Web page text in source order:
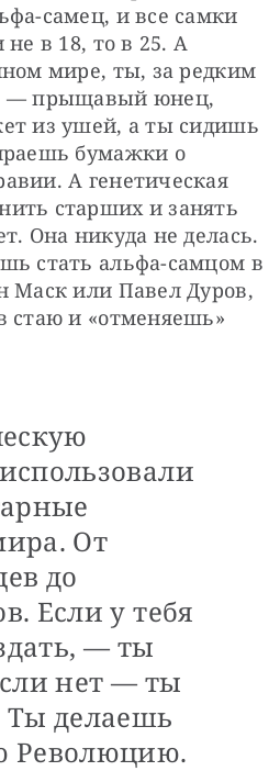
самец, и все самки
в 18, то в 25. А
мире, ты, за редким
— прыщавый юнец,
из ушей, а ты сидишь
бумажки о
А генетическая
старших и занять
Она никуда не делась.
стать альфа-самцом в
Маск или Павел Дуров,
стаю и «отменяешь»
От
до
Если у тебя
— ты
нет — ты
делаешь
Революцию.